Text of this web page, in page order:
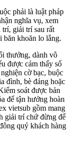
phải là luật pháp
nghĩa vụ, xem
giải trí sau rất
băn khoăn lo lắng.
thưởng, dành vô
được cảm thấy số
cờ bạc, buộc
đình, bè đảng hoặc
soát được bản
để tận hưởng hoàn
vietsub gồm mang
giải trí chứ đừng để
quý khách hàng